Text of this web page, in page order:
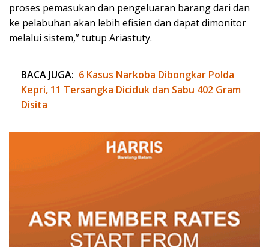
proses pemasukan dan pengeluaran barang dari dan
ke pelabuhan akan lebih efisien dan dapat dimonitor
melalui sistem,” tutup Ariastuty.
BACA JUGA: 6 Kasus Narkoba Dibongkar Polda
Kepri, 11 Tersangka Diciduk dan Sabu 402 Gram
Disita